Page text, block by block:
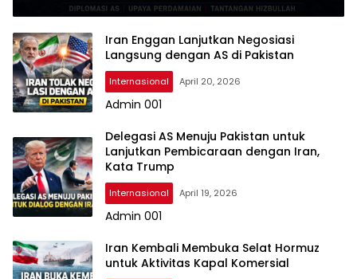
Iran Enggan Lanjutkan Negosiasi
Langsung dengan AS di Pakistan
Internasional April 20, 2026
Admin 001
Delegasi AS Menuju Pakistan untuk
Lanjutkan Pembicaraan dengan Iran,
Kata Trump
Internasional April 19, 2026
Admin 001
Iran Kembali Membuka Selat Hormuz
untuk Aktivitas Kapal Komersial